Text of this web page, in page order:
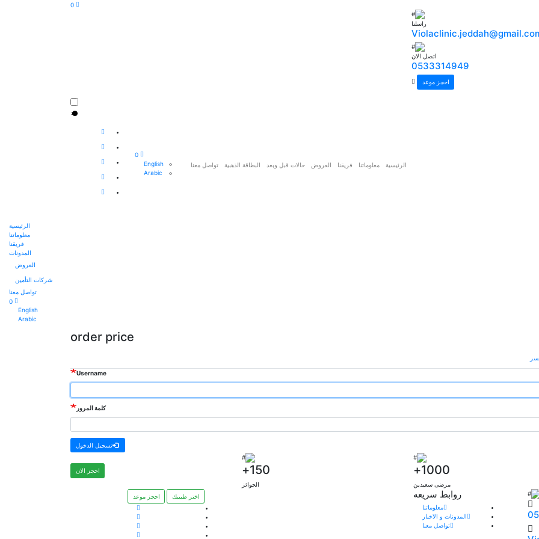
0
راسلنا
اتصل الان
0533314949
احجز موعد
الرئيسية معلوماتنا فريقنا العروض حالات قبل وبعد البطاقة الذهبية تواصل معنا
0
English
Arabic
الرئيسية
معلوماتنا
فريقنا
المدونات
العروض
شركات التأمين
تواصل معنا
0
English
Arabic
order price
Username
كلمة المرور
تسجيل الدخول
1000+
مرضى سعيدين
150+
الجوائز
احجز الان
روابط سريعه
معلوماتنا
المدونات و الاخبار
تواصل معنا
اختر طبيبك احجز موعد